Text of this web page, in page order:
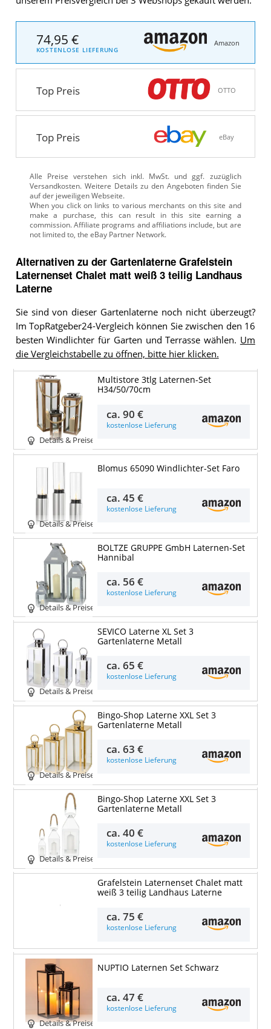
74,95 €
KOSTENLOSE LIEFERUNG
Amazon
Top Preis OTTO
Top Preis eBay
Alle Preise verstehen sich inkl. MwSt. und ggf. zuzüglich
Versandkosten. Weitere Details zu den Angeboten finden Sie
auf der jeweiligen Webseite.
Alternativen zu der Gartenlaterne Grafelstein
Laternenset Chalet matt weiß 3 teilig Landhaus
Laterne
Sie sind von dieser Gartenlaterne noch nicht überzeugt?
Im TopRatgeber24-Vergleich können Sie zwischen den 16
besten Windlichter für Garten und Terrasse wählen. Um
die Vergleichstabelle zu öffnen, bitte hier klicken.
Details & Preise
Multistore 3tlg Laternen-Set
H34/50/70cm
ca.90 €
kostenlose Lieferung
Details & Preise
Blomus 65090 Windlichter-Set Faro
ca.45 €
kostenlose Lieferung
Details & Preise
BOLTZE GRUPPE GmbH Laternen-Set
Hannibal
ca. 56 €
kostenlose Lieferung
Details & Preise
SEVICO Laterne XL Set 3
Gartenlaterne Metall
ca.65 €
kostenlose Lieferung
Details & Preise
Bingo-Shop Laterne XXL Set 3
Gartenlaterne Metall
ca.63 €
kostenlose Lieferung
Details & Preise
Bingo-Shop Laterne XXL Set 3
Gartenlaterne Metall
ca.40 €
kostenlose Lieferung
Grafelstein Laternenset Chalet matt
weiß 3 teilig Landhaus Laterne
ca.75 €
kostenlose Lieferung
Details & Preise
NUPTIO Laternen Set Schwarz
ca.47 €
kostenlose Lieferung